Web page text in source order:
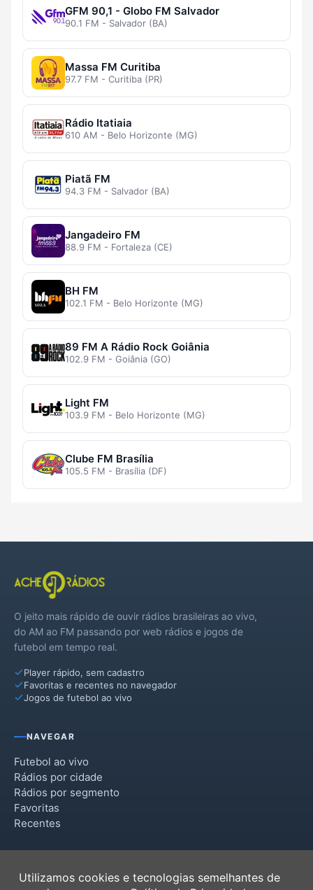
GFM 90,1 - Globo FM Salvador
90.1 FM - Salvador (BA)
Massa FM Curitiba
97.7 FM - Curitiba (PR)
Rádio Itatiaia
610 AM - Belo Horizonte (MG)
Piatã FM
94.3 FM - Salvador (BA)
Jangadeiro FM
88.9 FM - Fortaleza (CE)
BH FM
102.1 FM - Belo Horizonte (MG)
89 FM A Rádio Rock Goiânia
102.9 FM - Goiânia (GO)
Light FM
103.9 FM - Belo Horizonte (MG)
Clube FM Brasília
105.5 FM - Brasília (DF)
O jeito mais rápido de ouvir rádios brasileiras ao vivo,
do AM ao FM passando por web rádios e jogos de
futebol em tempo real.
Player rápido, sem cadastro
Favoritas e recentes no navegador
Jogos de futebol ao vivo
NAVEGAR
Futebol ao vivo
Rádios por cidade
Rádios por segmento
Favoritas
Recentes
Utilizamos cookies e tecnologias semelhantes de